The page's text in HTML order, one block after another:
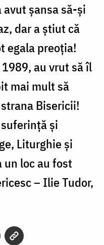
șansa să-și
dar a știut că
egala preoția!
au vrut să îl
mai mult să
Bisericii!
și
Liturghie și
un loc au fost
– Ilie Tudor,